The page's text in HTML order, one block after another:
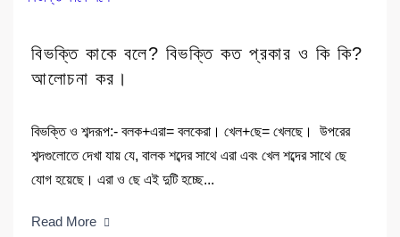
বিভক্তি কাকে বলে? বিভক্তি কত প্রকার ও কি কি?
আলোচনা কর।
বিভক্তি ও শব্দরূপ:- বলক+এরা= বলকেরা। খেল+ছে= খেলছে। উপরের
শব্দগুলোতে দেখা যায় যে, বালক শব্দের সাথে এরা এবং খেল শব্দের সাথে ছে
যোগ হয়েছে। এরা ও ছে এই দুটি হচ্ছে...
Read More